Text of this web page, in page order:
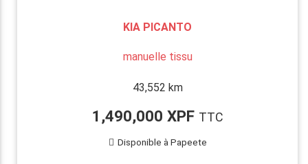
KIA PICANTO
manuelle tissu
43,552 km
1,490,000 XPF TTC
Disponible à Papeete